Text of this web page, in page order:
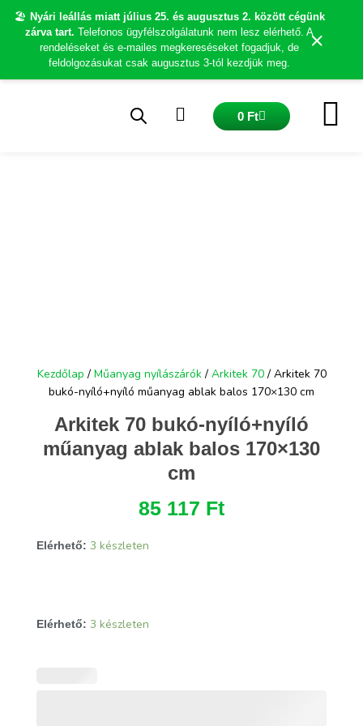
🏖️ Nyári leállás miatt július 25. és augusztus 2. között cégünk
zárva tart. Telefonos ügyfélszolgálatunk nem lesz elérhető. A
rendeléseket és e-mailes megkereséseket fogadjuk, de
feldolgozásukat csak augusztus 3-tól kezdjük meg.
×
Skip
0 FtKosár
Kezdőlap / Műanyag nyílászárók/ Arkitek 70/ Arkitek 70
bukó-nyíló+nyíló műanyag ablak balos 170×130 cm
Arkitek 70 bukó-nyíló+nyíló
műanyag ablak balos 170×130
cm
85 117 Ft
Elérhető: 3 készleten
Elérhető: 3 készleten
Arkitek